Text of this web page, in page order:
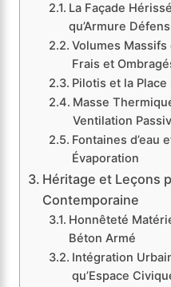
La Façade
qu’Armure
Volumes Massifs
Frais et
Pilotis et la
Masse
Ventilation
Fontaines d’eau
Évaporation
Héritage et Leçons
Contemporaine
Honnêteté
Béton Armé
Intégration
qu’Espace